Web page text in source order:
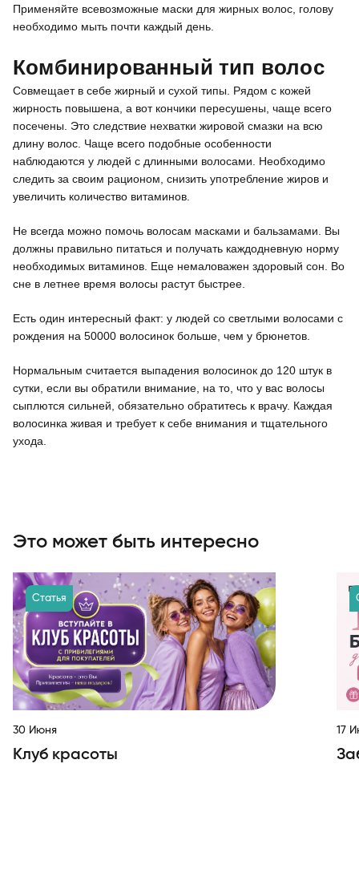
Применяйте всевозможные маски для жирных волос, голову
необходимо мыть почти каждый день.
Комбинированный тип волос
Совмещает в себе жирный и сухой типы. Рядом с кожей
жирность повышена, а вот кончики пересушены, чаще всего
посечены. Это следствие нехватки жировой смазки на всю
длину волос. Чаще всего подобные особенности
наблюдаются у людей с длинными волосами. Необходимо
следить за своим рационом, снизить употребление жиров и
увеличить количество витаминов.
Не всегда можно помочь волосам масками и бальзамами. Вы
должны правильно питаться и получать каждодневную норму
необходимых витаминов. Еще немаловажен здоровый сон. Во
сне в летнее время волосы растут быстрее.
Есть один интересный факт: у людей со светлыми волосами с
рождения на 50000 волосинок больше, чем у брюнетов.
Нормальным считается выпадения волосинок до 120 штук в
сутки, если вы обратили внимание, на то, что у вас волосы
сыплются сильней, обязательно обратитесь к врачу. Каждая
волосинка живая и требует к себе внимания и тщательного
ухода.
Это может быть интересно
Статья
30 Июня
Клуб красоты
17